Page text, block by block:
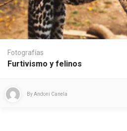
Fotografías
Furtivismo y felinos
ByAndoni Canela